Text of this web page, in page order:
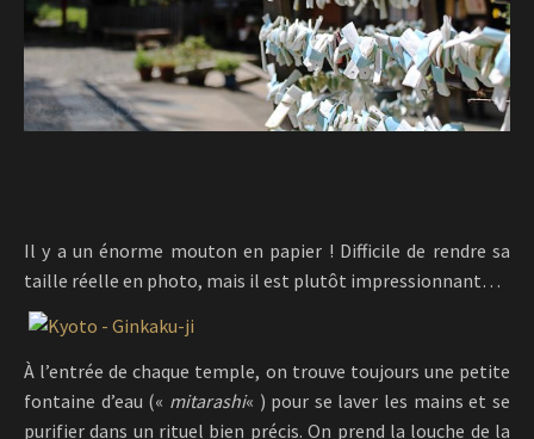
Il y a un énorme mouton en papier ! Difficile de rendre sa
taille réelle en photo, mais il est plutôt impressionnant…
À l’entrée de chaque temple, on trouve toujours une petite
fontaine d’eau (« mitarashi« ) pour se laver les mains et se
purifier dans un rituel bien précis. On prend la louche de la